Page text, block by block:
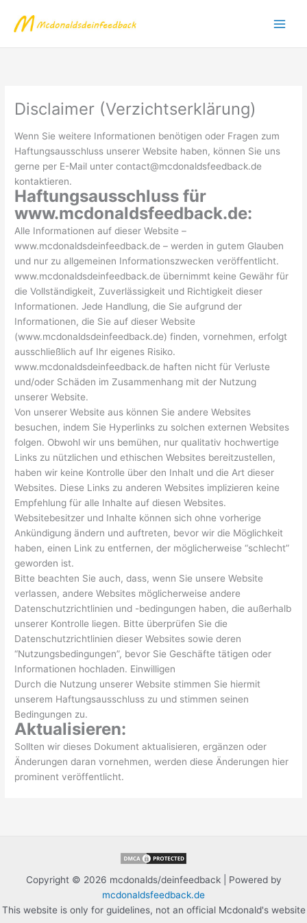
Disclaimer (Verzichtserklärung)
Wenn Sie weitere Informationen benötigen oder Fragen zum
Haftungsausschluss unserer Website haben, können Sie uns
gerne per E-Mail unter contact@mcdonaldsfeedback.de
kontaktieren.
Haftungsausschluss für
www.mcdonaldsfeedback.de:
Alle Informationen auf dieser Website –
www.mcdonaldsdeinfeedback.de – werden in gutem Glauben
und nur zu allgemeinen Informationszwecken veröffentlicht.
www.mcdonaldsdeinfeedback.de übernimmt keine Gewähr für
die Vollständigkeit, Zuverlässigkeit und Richtigkeit dieser
Informationen. Jede Handlung, die Sie aufgrund der
Informationen, die Sie auf dieser Website
(www.mcdonaldsdeinfeedback.de) finden, vornehmen, erfolgt
ausschließlich auf Ihr eigenes Risiko.
www.mcdonaldsdeinfeedback.de haften nicht für Verluste
und/oder Schäden im Zusammenhang mit der Nutzung
unserer Website.
Von unserer Website aus können Sie andere Websites
besuchen, indem Sie Hyperlinks zu solchen externen Websites
folgen. Obwohl wir uns bemühen, nur qualitativ hochwertige
Links zu nützlichen und ethischen Websites bereitzustellen,
haben wir keine Kontrolle über den Inhalt und die Art dieser
Websites. Diese Links zu anderen Websites implizieren keine
Empfehlung für alle Inhalte auf diesen Websites.
Websitebesitzer und Inhalte können sich ohne vorherige
Ankündigung ändern und auftreten, bevor wir die Möglichkeit
haben, einen Link zu entfernen, der möglicherweise “schlecht”
geworden ist.
Bitte beachten Sie auch, dass, wenn Sie unsere Website
verlassen, andere Websites möglicherweise andere
Datenschutzrichtlinien und -bedingungen haben, die außerhalb
unserer Kontrolle liegen. Bitte überprüfen Sie die
Datenschutzrichtlinien dieser Websites sowie deren
“Nutzungsbedingungen”, bevor Sie Geschäfte tätigen oder
Informationen hochladen. Einwilligen
Durch die Nutzung unserer Website stimmen Sie hiermit
unserem Haftungsausschluss zu und stimmen seinen
Bedingungen zu.
Aktualisieren:
Sollten wir dieses Dokument aktualisieren, ergänzen oder
Änderungen daran vornehmen, werden diese Änderungen hier
prominent veröffentlicht.
Copyright © 2026 mcdonalds/deinfeedback | Powered by
mcdonaldsfeedback.de
This website is only for guidelines, not an official Mcdonald's website